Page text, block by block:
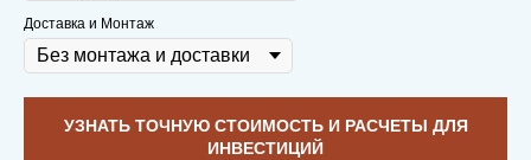
Доставка и Монтаж
УЗНАТЬ ТОЧНУЮ СТОИМОСТЬ И РАСЧЕТЫ ДЛЯ
ИНВЕСТИЦИЙ